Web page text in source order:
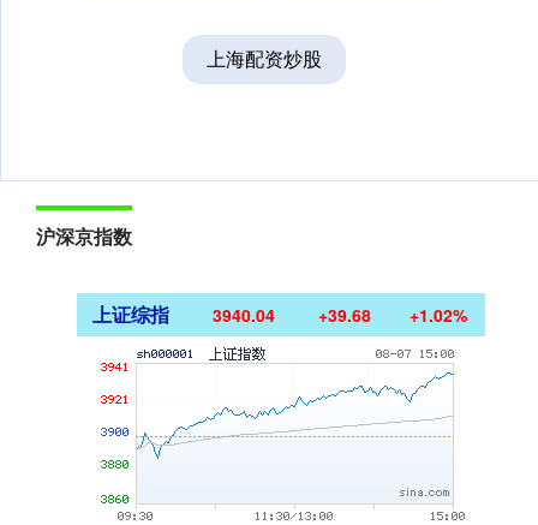
上海配资炒股
沪深京指数
上证综指 3940.04 +39.68 +1.02%